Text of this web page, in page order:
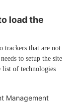
load the
trackers that are not
to setup the site
list of technologies
Management